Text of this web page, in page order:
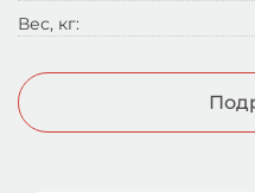
Вес, кг: